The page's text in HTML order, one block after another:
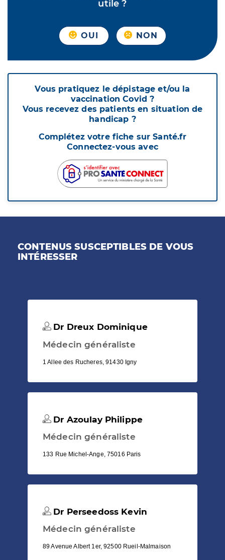
utile ?
OUI NON
Vous pratiquez le dépistage et/ou la
vaccination Covid ?
Vous recevez des patients en situation de
handicap ?
Complétez votre fiche sur Santé.fr
Connectez-vous avec
CONTENUS SUSCEPTIBLES DE VOUS
INTÉRESSER
Dr Dreux Dominique
Médecin généraliste
1 Allee des Rucheres, 91430 Igny
Dr Azoulay Philippe
Médecin généraliste
133 Rue Michel-Ange, 75016 Paris
Dr Perseedoss Kevin
Médecin généraliste
89 Avenue Albert 1er, 92500 Rueil-Malmaison